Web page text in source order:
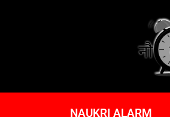
NAUKRI ALARM